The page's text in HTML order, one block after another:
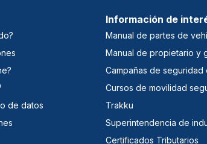
de datos
Información de
Manual de partes de
Manual de propietario y
Campañas de seguridad
Cursos de movilidad
Trakku
Superintendencia de
Certificados Tributarios